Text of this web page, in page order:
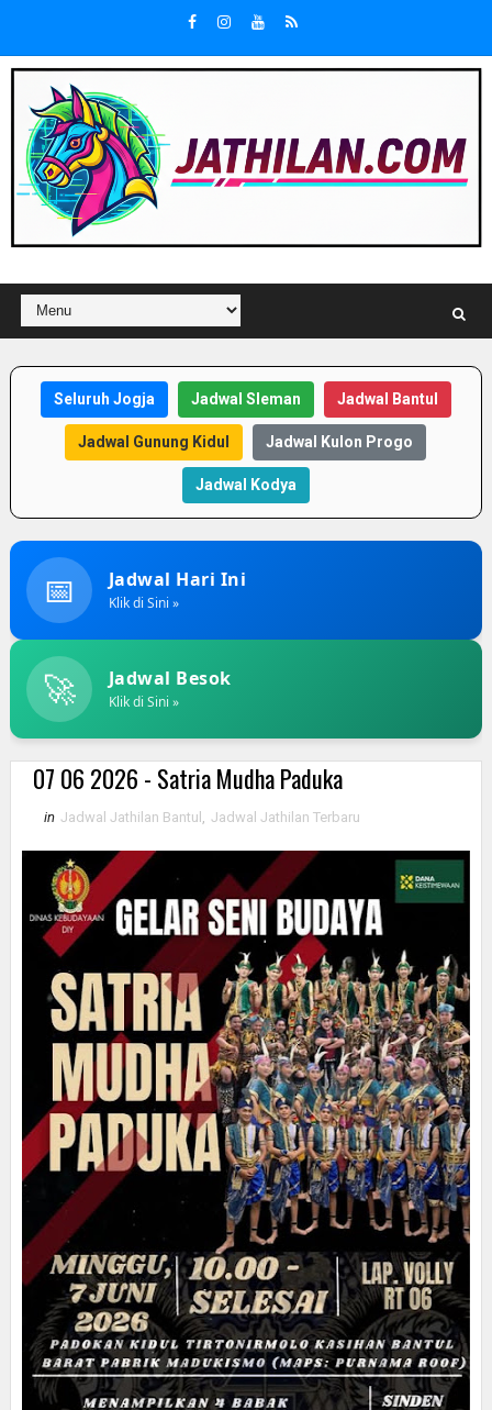
Seluruh Jogja Jadwal Sleman Jadwal Bantul
Jadwal Gunung Kidul Jadwal Kulon Progo
Jadwal Kodya
📅 Jadwal Hari Ini
Klik di Sini »
🚀 Jadwal Besok
Klik di Sini »
07 06 2026 - Satria Mudha Paduka
in Jadwal Jathilan Bantul Jadwal Jathilan Terbaru